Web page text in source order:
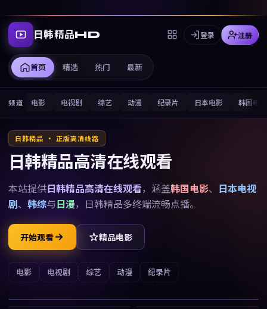
日韩精品HD
首页 精选 热门 最新
登录 注册
频道 电影 电视剧 综艺 动漫 纪录片 日本电影 韩国电影
日韩精品 · 正版高清线路
日韩精品高清在线观看
本站提供日韩精品高清在线观看，涵盖韩国电影、 日本电视
剧、 韩综与日漫， 日韩精品多终端流畅点播。
开始观看 精品电影
电影 电视剧 综艺 动漫 纪录片
云上诗
战争· ⭐7.0